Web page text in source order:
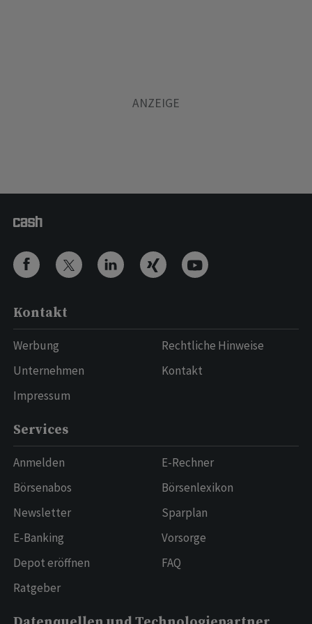
Kontakt
Werbung
Unternehmen
Impressum
Rechtliche Hinweise
Kontakt
Services
Anmelden
Börsenabos
Newsletter
E-Banking
Depot eröffnen
Ratgeber
E-Rechner
Börsenlexikon
Sparplan
Vorsorge
FAQ